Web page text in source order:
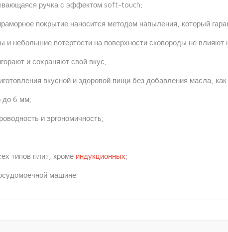
ручка с эффектом soft-touch;
покрытие наносится методом напыления, который
и небольшие потертости на поверхности сковороды не влияют
и сохраняют свой вкус;
вкусной и здоровой пищи без добавления масла,
до 6 мм;
и эргономичность;
типов плит, кроме индукционных;
машине.